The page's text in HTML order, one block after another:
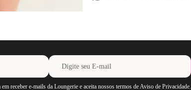
receber e-mails da Loungerie e aceita nossos termos de Aviso de Privacidade.